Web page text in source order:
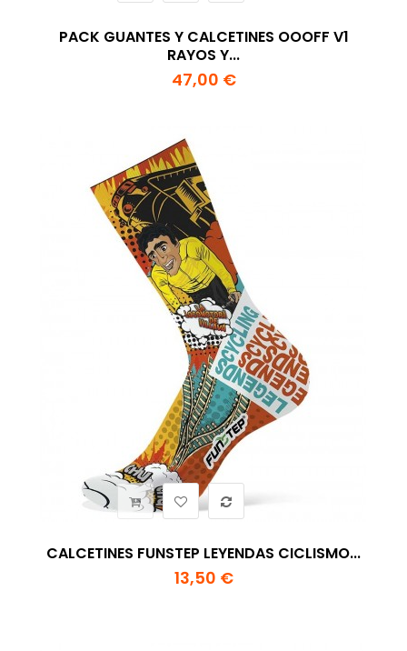
PACK GUANTES Y CALCETINES OOOFF V1
RAYOS Y...
47,00 €
CALCETINES FUNSTEP LEYENDAS CICLISMO...
13,50 €